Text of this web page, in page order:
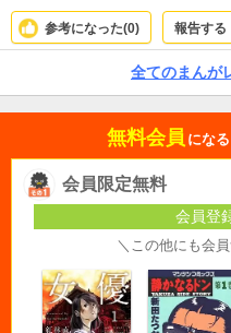
参考になった(0) 報告する
全てのまんが
無料会員 にな
会員限定無料
会員登
＼この他にも会